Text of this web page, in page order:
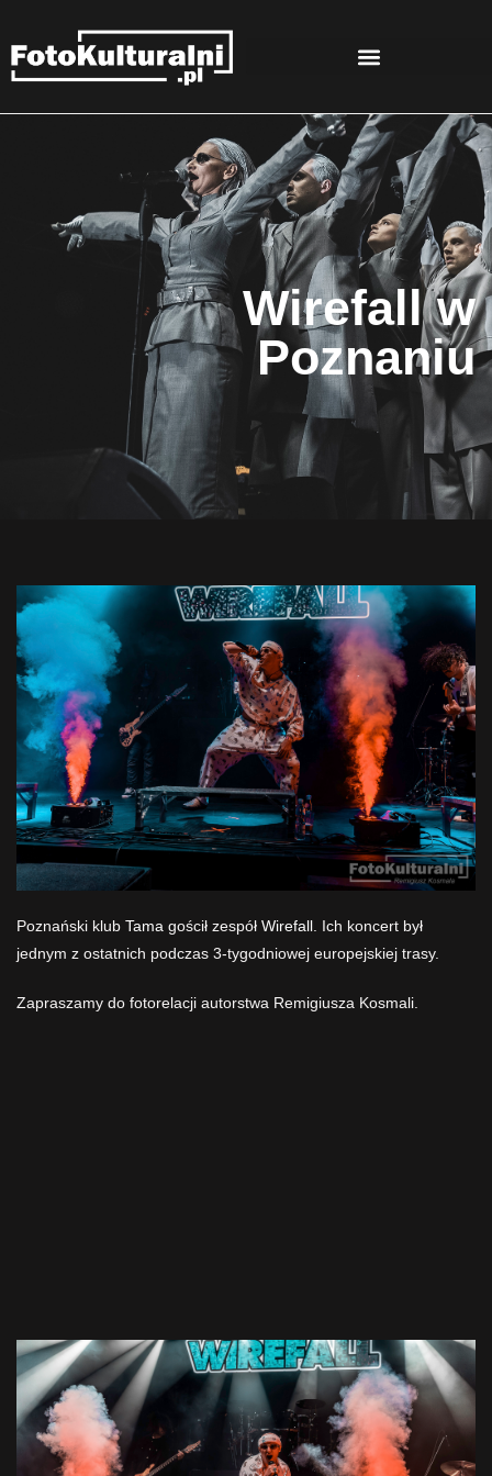
Wirefall w
Poznaniu
Poznański klub Tama gościł zespół Wirefall . Ich koncert był
jednym z ostatnich podczas 3-tygodniowej europejskiej trasy.
Zapraszamy do fotorelacji autorstwa Remigiusza Kosmali.